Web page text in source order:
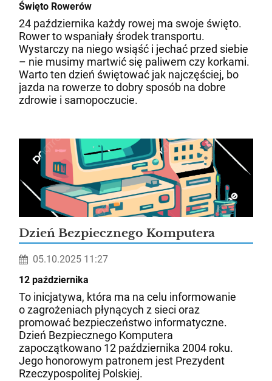
Święto Rowerów
24 października każdy rowej ma swoje święto.
Rower to wspaniały środek transportu.
Wystarczy na niego wsiąść i jechać przed siebie
– nie musimy martwić się paliwem czy korkami.
Warto ten dzień świętować jak najczęściej, bo
jazda na rowerze to dobry sposób na dobre
zdrowie i samopoczucie.
Dzień Bezpiecznego Komputera
05.10.2025 11:27
12 października
To inicjatywa, która ma na celu informowanie
o zagrożeniach płynących z sieci oraz
promować bezpieczeństwo informatyczne.
Dzień Bezpiecznego Komputera
zapoczątkowano 12 października 2004 roku.
Jego honorowym patronem jest Prezydent
Rzeczypospolitej Polskiej.